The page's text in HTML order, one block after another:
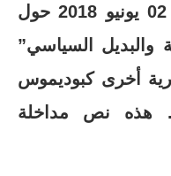
في ندوة دولية يومي 01 و 02 يونيو 2018 حول
والبديل السياسي”
أخرى كبوديموس
هذه نص مداخلة